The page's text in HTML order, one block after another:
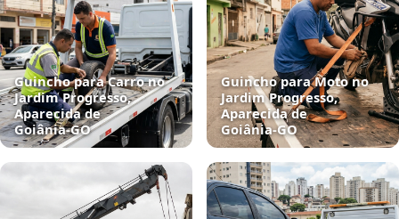
Guincho para Carro no
Jardim Progresso,
Aparecida de
Goiânia‑GO
Guincho para Moto no
Jardim Progresso,
Aparecida de
Goiânia‑GO